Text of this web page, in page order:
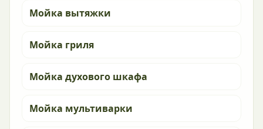
Мойка вытяжки
Мойка гриля
Мойка духового шкафа
Мойка мультиварки